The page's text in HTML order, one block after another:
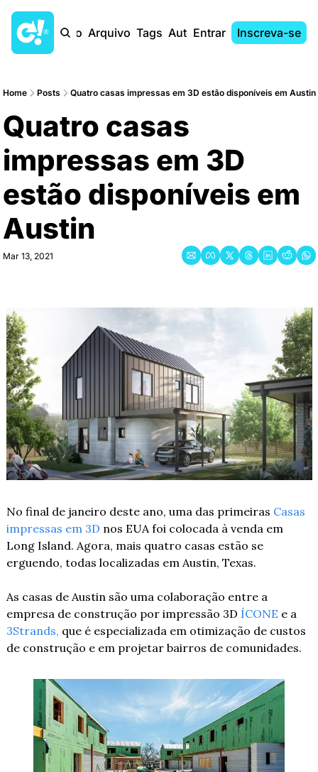
Início Arquivo Tags AutoresEntrar Inscreva-se
Home Posts Quatro casas impressas em 3D estão disponíveis em Austin
Quatro casas
impressas em 3D
estão disponíveis em
Austin
Mar 13, 2021
No final de janeiro deste ano, uma das primeiras Casas
impressas em 3D nos EUA foi colocada à venda em
Long Island. Agora, mais quatro casas estão se
erguendo, todas localizadas em Austin, Texas.
As casas de Austin são uma colaboração entre a
empresa de construção por impressão 3D ÍCONE
3Strands, que é especializada em otimização de custos
de construção e em projetar bairros de comunidades.